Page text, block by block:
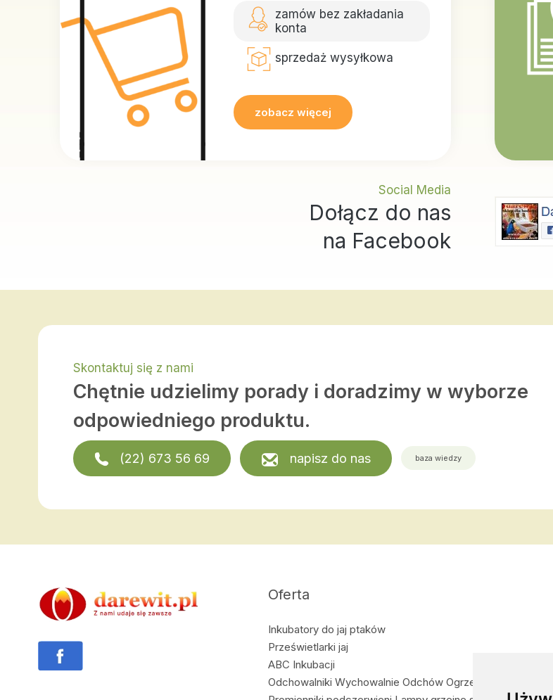
zamów bez zakładania
konta
sprzedaż wysyłkowa
zobacz więcej
Social Media
Dołącz do nas
na Facebook
Skontaktuj się z nami
Chętnie udzielimy porady i doradzimy w wyborze
odpowiedniego produktu.
(22) 673 56 69 napisz do nas baza wiedzy
Oferta
Inkubatory do jaj ptaków
Prześwietlarki jaj
ABC Inkubacji
Odchowalniki Wychowalnie Odchów Ogrzewanie zwierząt